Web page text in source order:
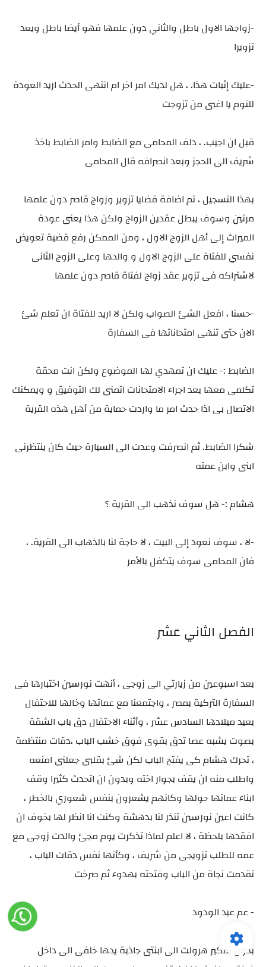
-زواجها الاول باطل والثاني دون علمها فهو أيضا باطل ويعد
تزويرا
-عليك إثبات هذا. ، هل لديك امر اخر ام انتهى الحدث اريد العودة
للنوم يا اغبى من تزوجت
قبل ان اجيب. ، دلف المحامى مع الضابط وامر الضابط باخذ
شريف الى الحجز وبعد انصرافه قال المحامى
بهذا التسجيل ، تم اضافة قضايا تزوير وزواج قاصر دون علمها
مرتين وسوف يبطل عقدين الزواج ولكن هذا يعنى عودة
الميراث إلى أهل الزوج الاول ، ومن الممكن رفع قضية تعويض
نفسي للفتاة على الزوج الاول و والدها وعلى الزوج الثانى
لاشتراكه فى تزوير عقد زواج لفتاة قاصر دون علمها
-حسنا ، افعل الشئ الصواب ولكن لا اريد للفتاة ان تعلم شئ
الان حتى تنهى امتحاناتها فى السفارة
الضابط :- عليك ان تمهدي لها الموضوع ولكن انت محقة
تكلمى معها بعد اجراء الامتحانات اتمنى لك التوفيق و ويمكنك
الاتصال بى اذا حدث امر ما واردت حماية من أهل هذه القرية
شكرا الضابط. ثم انصرفت وعدت الى السيارة حيث كان ينتظرنى
ابنى وابن عمته
هشام :- هل سوف نذهب الى القرية ؟
-لا ، سوف نعود إلى البيت ، لا حاجة لنا بالذهاب الى القرية. ،
فان المحامى سوف يتكفل بالأمر
الفصل الثاني عشر
بعد اسبوعين من زيارتي الى زوجى ، أنهت نورسين اختبارها فى
السفارة التركية بمصر ، واجتمعنا مع عماتها وخالها للاحتفال
بعيد ميلادها السادس عشر ، وأثناء الاحتفال دق باب الشقة
بصوت يشبه عصا تدق بقوى فوق خشب الباب ،دقات منتظمة
، تحرك هشام كى يفتح الباب لكن شئ بقلبى جعلنى امنعه
واطلب منه ان يقف بجوار اخته وبدون ان اتحدث كثيرا وقف
ابناء عماتها حولها وكانهم يشعرون بنفس شعوري بالخطر ،
كانت اعين نورسين تنذر لنا بدهشة وكنت انا انظر لها بخوف ان
افقدها بلحظة ، لا اعلم لماذا تذكرت يوم مجئ والدت زوجى مع
عمه للطلب تزويجى من شريف ، وكأنها نفس دقات الباب ،
تقدمت نجاة من الباب وفتحته بهدوء ثم صرخت
- عم عبد الودود
بدون تفكير هرولت الى ابنتى جاذبة يدها خلفى الى داخل